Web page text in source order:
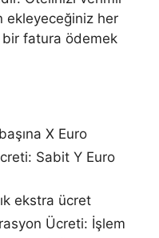
ekleyeceğiniz her
bir fatura ödemek
X Euro
Sabit Y Euro
ekstra ücret
Ücreti: İşlem